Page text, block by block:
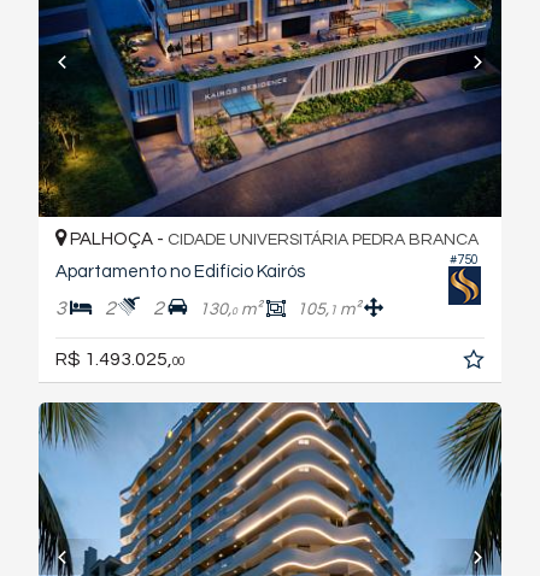
#750
PALHOÇA - CIDADE UNIVERSITÁRIA PEDRA BRANCA
Apartamento no Edifício Kairós
3 2 2 130,0m² 105, 1 m²
R$ 1.493.025,00